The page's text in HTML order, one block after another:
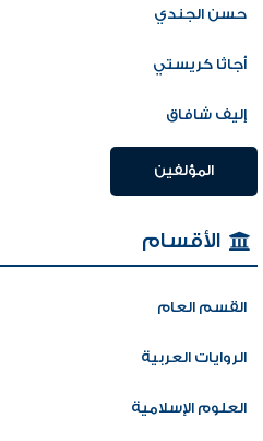
حسن الجندي
أجاثا كريستي
إليف شافاق
المؤلفين
الأقسام
القسم العام
الروايات العربية
العلوم الإسلامية